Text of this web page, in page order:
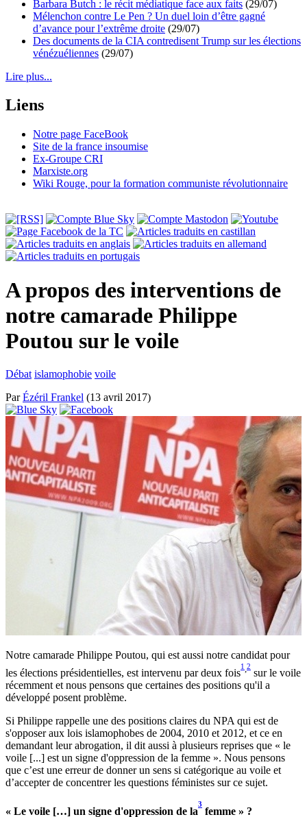
Barbara Butch : le récit médiatique face aux faits (29/07)
Mélenchon contre Le Pen ? Un duel loin d’être gagné
d’avance pour l’extrême droite (29/07)
Des documents de la CIA contredisent Trump sur les élections
vénézuéliennes (29/07)
Lire plus...
Liens
Notre page FaceBook
Site de la france insoumise
Ex-Groupe CRI
Marxiste.org
Wiki Rouge, pour la formation communiste révolutionnaire
A propos des interventions de
notre camarade Philippe
Poutou sur le voile
Débat islamophobie voile
ParÉzéril Frankel (13 avril 2017)
Notre camarade Philippe Poutou, qui est aussi notre candidat pour
les élections présidentielles, est intervenu par deux fois
1,2
sur le voile
récemment et nous pensons que certaines des positions qu'il a
développé posent problème.
Si Philippe rappelle une des positions claires du NPA qui est de
s'opposer aux lois islamophobes de 2004, 2010 et 2012, et ce en
demandant leur abrogation, il dit aussi à plusieurs reprises que « le
voile [...] est un signe d'oppression de la femme ». Nous pensons
que c’est une erreur de donner un sens si catégorique au voile et
d’accepter de concentrer les questions féministes sur ce sujet.
« Le voile […] un signe d'oppression de la
3
femme » ?